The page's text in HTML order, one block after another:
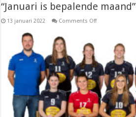
“Januari is bepalende maand”
13 januari 2022 Comments Offon
Symoens
Berlare):
“Januari
bepalende
maand”